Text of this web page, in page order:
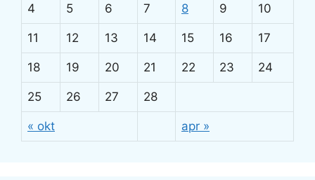
« okt apr »
4 5 6 7 8 9 10
11 12 13 14 15 16 17
18 19 20 21 22 23 24
25 26 27 28